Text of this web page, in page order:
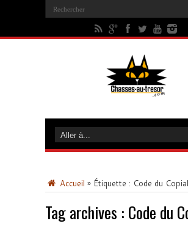
Accueil » Étiquette : Code du
Tag archives : Code du